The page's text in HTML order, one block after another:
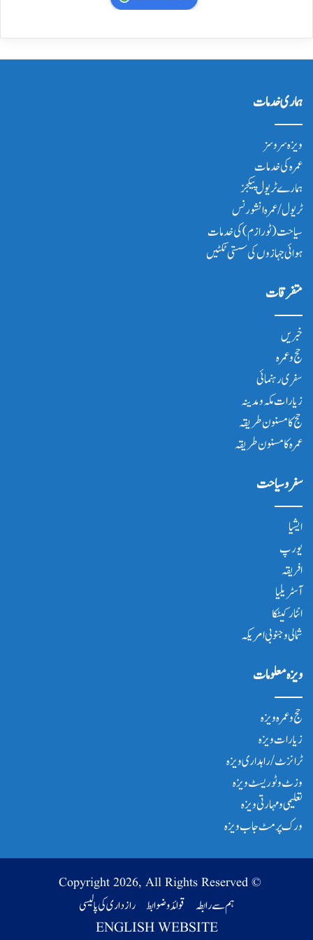
ہماری خدمات
ویزہ سروسز
عمرہ کی خدمات
ہمارے ٹریول پیکجز
ٹریول/عمرہ انشورنس
سیاحت(ٹورازم) کی خدمات
ہوائی جہازوں کی سستی ٹکٹیں
متفرقات
خبریں
حج و عمرہ
سفری رہنمائی
زیارات مکہ و مدینہ
حج کا مسنون طریقہ
عمرہ کا مسنون طریقہ
سفر و سیاحت
ایشیا
یورپ
افریقہ
آسٹریلیا
انٹار کیٹکا
شمالی و جنوبی امریکہ
ویزہ معلومات
حج و عمرہ ویزہ
زیارات ویزہ
ٹرانزٹ/ راہداری ویزہ
وزٹ و ٹوریسٹ ویزہ
تعلیمی و مہارتی ویزہ
ورک پرمٹ جاب ویزہ
© Copyright 2026, All Rights Reserved
ہم سے رابطہ قوائد و ضوابط رازداری کی پالیسی
ENGLISH WEBSITE